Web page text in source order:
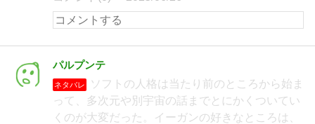
パルプンテ
ネタバレ
ソフトの人格は当たり前のところから始ま
って、多次元や別宇宙の話までとにかくついてい
くのが大変だった。イーガンの好きなところは、